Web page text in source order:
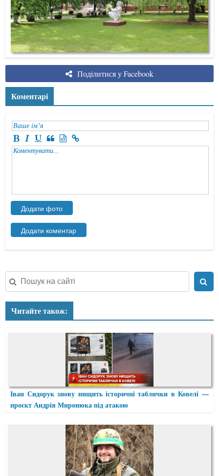
Поділитися у Facebook
Коментарі
Читайте також:
Іван Сидорук знову нищить історичні таблички в Ковелі —
проєкт Андрія Миронюка під атакою